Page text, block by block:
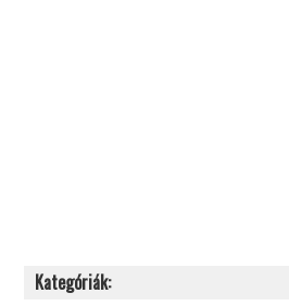
Kategóriák: